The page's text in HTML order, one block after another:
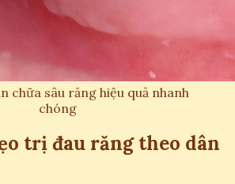
chữa sâu răng hiệu quả nhanh
chóng
trị đau răng theo dân